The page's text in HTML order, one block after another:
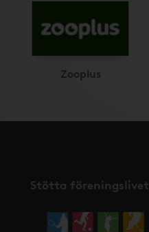
Zooplus
Stötta föreningslivet